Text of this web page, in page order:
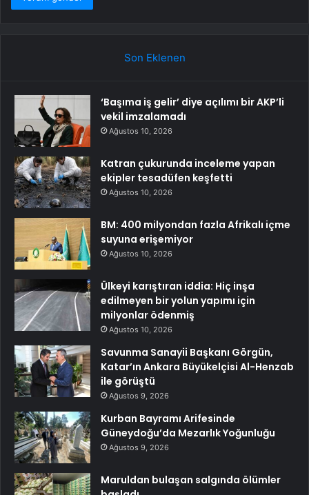
Son Eklenen
‘Başıma iş gelir’ diye açılımı bir AKP’li
vekil imzalamadı
Ağustos 10, 2026
Katran çukurunda inceleme yapan
ekipler tesadüfen keşfetti
Ağustos 10, 2026
BM: 400 milyondan fazla Afrikalı içme
suyuna erişemiyor
Ağustos 10, 2026
Ülkeyi karıştıran iddia: Hiç inşa
edilmeyen bir yolun yapımı için
milyonlar ödenmiş
Ağustos 10, 2026
Savunma Sanayii Başkanı Görgün,
Katar’ın Ankara Büyükelçisi Al-Henzab
ile görüştü
Ağustos 9, 2026
Kurban Bayramı Arifesinde
Güneydoğu’da Mezarlık Yoğunluğu
Ağustos 9, 2026
Maruldan bulaşan salgında ölümler